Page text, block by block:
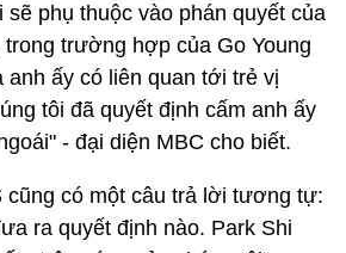
sẽ phụ thuộc vào phán quyết của
trường hợp của Go Young
anh ấy có liên quan tới trẻ vị
tôi đã quyết định cấm anh ấy
- đại diện MBC cho biết.
cũng có một câu trả lời tương tự:
ra quyết định nào. Park Shi